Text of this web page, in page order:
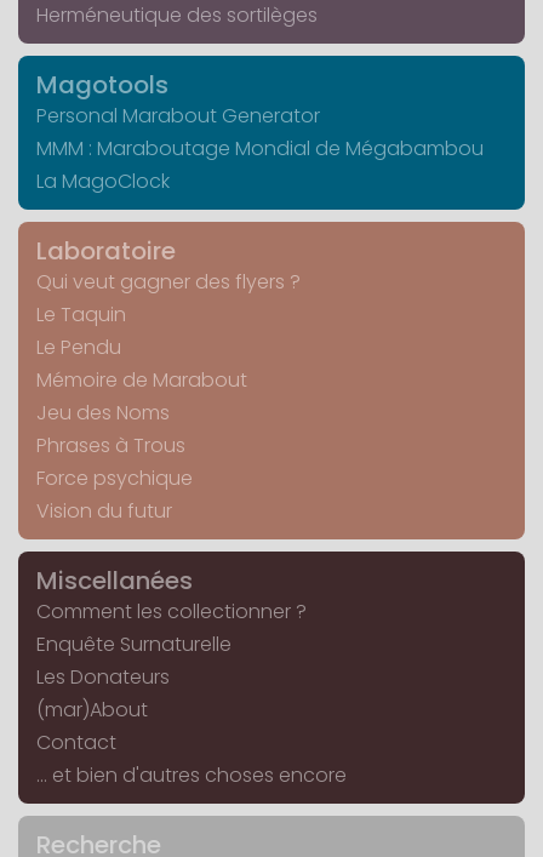
Herméneutique des sortilèges
Magotools
Personal Marabout Generator
MMM : Maraboutage Mondial de Mégabambou
La MagoClock
Laboratoire
Qui veut gagner des flyers ?
Le Taquin
Le Pendu
Mémoire de Marabout
Jeu des Noms
Phrases à Trous
Force psychique
Vision du futur
Miscellanées
Comment les collectionner ?
Enquête Surnaturelle
Les Donateurs
(mar)About
Contact
... et bien d'autres choses encore
Recherche